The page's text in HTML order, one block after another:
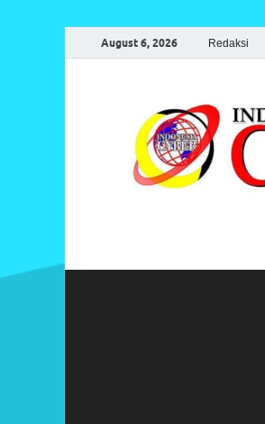
August 6, 2026 Redaksi